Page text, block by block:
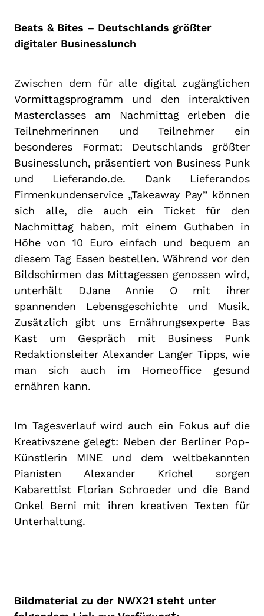
Beats & Bites – Deutschlands größter
digitaler Businesslunch
Zwischen dem für alle digital zugänglichen
Vormittagsprogramm und den interaktiven
Masterclasses am Nachmittag erleben die
Teilnehmerinnen und Teilnehmer ein
besonderes Format: Deutschlands größter
Businesslunch, präsentiert von Business Punk
und Lieferando.de. Dank Lieferandos
Firmenkundenservice „Takeaway Pay” können
sich alle, die auch ein Ticket für den
Nachmittag haben, mit einem Guthaben in
Höhe von 10 Euro einfach und bequem an
diesem Tag Essen bestellen. Während vor den
Bildschirmen das Mittagessen genossen wird,
unterhält DJane Annie O mit ihrer
spannenden Lebensgeschichte und Musik.
Zusätzlich gibt uns Ernährungsexperte Bas
Kast um Gespräch mit Business Punk
Redaktionsleiter Alexander Langer Tipps, wie
man sich auch im Homeoffice gesund
ernähren kann.
Im Tagesverlauf wird auch ein Fokus auf die
Kreativszene gelegt: Neben der Berliner Pop-
Künstlerin MINE und dem weltbekannten
Pianisten Alexander Krichel sorgen
Kabarettist Florian Schroeder und die Band
Onkel Berni mit ihren kreativen Texten für
Unterhaltung.
Bildmaterial zu der NWX21 steht unter